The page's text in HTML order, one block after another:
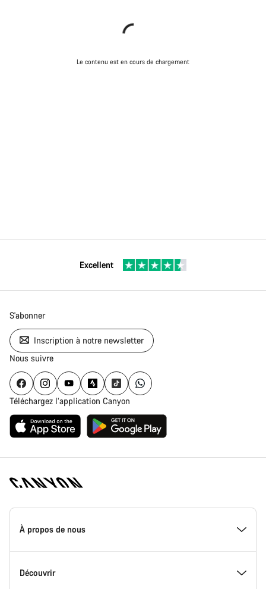
Le contenu est en cours de chargement
Excellent
S'abonner
Inscription à notre newsletter
Nous suivre
Téléchargez l’application Canyon
Page
d'accueil
Canyon
-
À propos de nous
Inside Canyon
Découvrir